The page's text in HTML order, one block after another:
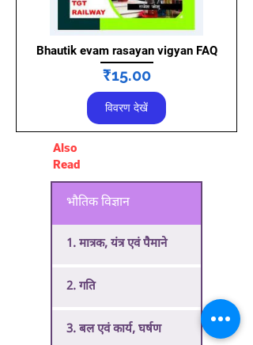
Bhautik evam rasayan vigyan FAQ
₹15.00मूल्य
विवरण देखें
Also
Read
भौतिक विज्ञान
1. मात्रक, यंत्र एवं पैमाने
2. गति
3. बल एवं कार्य, घर्षण